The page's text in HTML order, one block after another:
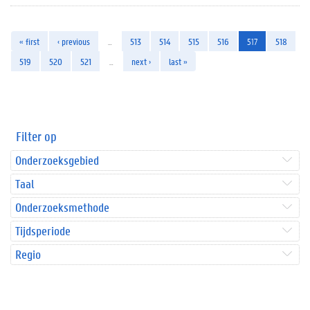
« first ‹ previous 513 514 515 516 517
518
519
520 521 next › last »
Filter op
Onderzoeksgebied
Taal
Onderzoeksmethode
Tijdsperiode
Regio